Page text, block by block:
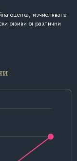
оценка, изчислявана
отзиви от различни